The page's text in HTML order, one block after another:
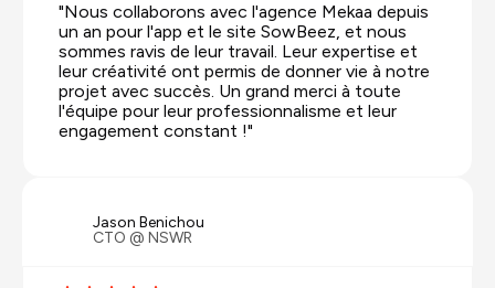
"Nous collaborons avec l'agence Mekaa depuis
un an pour l'app et le site SowBeez, et nous
sommes ravis de leur travail. Leur expertise et
leur créativité ont permis de donner vie à notre
projet avec succès. Un grand merci à toute
l'équipe pour leur professionnalisme et leur
engagement constant !"
Jason Benichou
CTO @ NSWR